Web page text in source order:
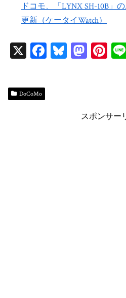
ドコモ、「LYNX SH-10B」
更新（ケータイWatch）
X Fa Bl M
n
Pi
t
DoCoMo
スポンサー